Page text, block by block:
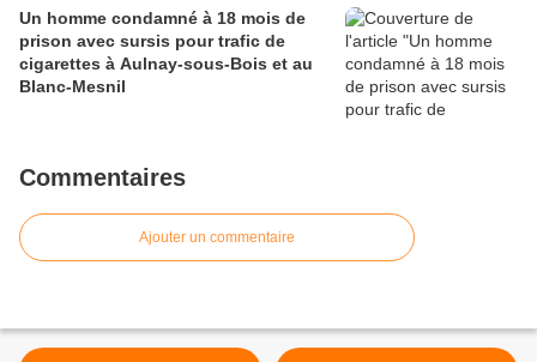
Un homme condamné à 18 mois de
prison avec sursis pour trafic de
cigarettes à Aulnay-sous-Bois et au
Blanc-Mesnil
Commentaires
Ajouter un commentaire